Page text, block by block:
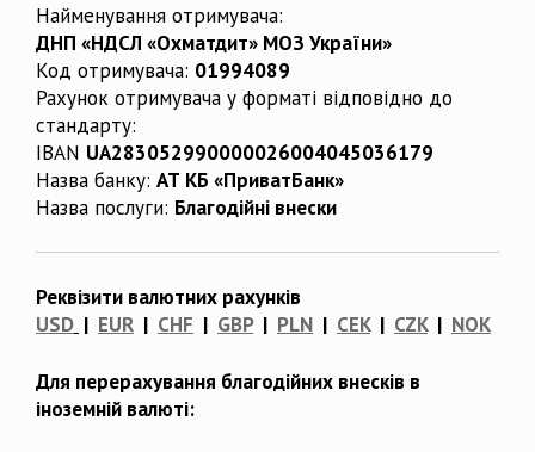
Найменування отримувача:
ДНП «НДСЛ «Охматдит» МОЗ України»
Код отримувача: 01994089
Рахунок отримувача у форматі відповідно до
стандарту:
IBAN UA283052990000026004045036179
Назва банку: АТ КБ «ПриватБанк»
Назва послуги: Благодійні внески
Реквізити валютних рахунків
USD | EUR | CHF | GBP| PLN | CEK| CZK| NOK
Для перерахування благодійних внесків в
іноземній валюті: